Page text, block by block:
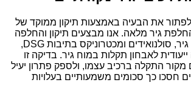
את הבעיה באמצעות תיקון ממוקד של
גיר מלאה. אנו מבצעים תיקון והחלפה
של מוח גיר, מחשב גיר, סולנואידים ומכטרוניקס בתיבות DSG,
ייעודית לאבחון תקלות במוח גיר. בדיקה זו
התקלה ברכיב עצמו, ולספק פתרון יעיל
חסכו כך סכומים משמעותיים בעלויות